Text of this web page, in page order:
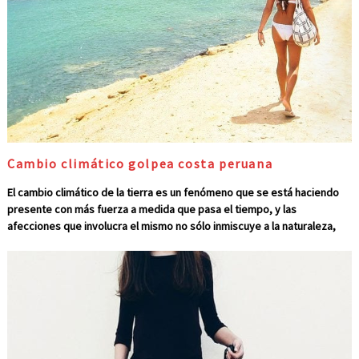
Cambio climático golpea costa peruana
El cambio climático de la tierra es un fenómeno que se está haciendo
presente con más fuerza a medida que pasa el tiempo, y las
afecciones que involucra el mismo no sólo inmiscuye a la naturaleza,
susceptibles a cambios en su ecosistema, sino a todos y cada uno de
los seres vivos que habitan en este planeta y su entorno. Olas de calor
intensas, las fuertes lluvias inesperadas o largas sequias
impredecibles, así como otros fenómenos meteorológicos que
acarrean como consecuencia desastres naturales, son causados por el